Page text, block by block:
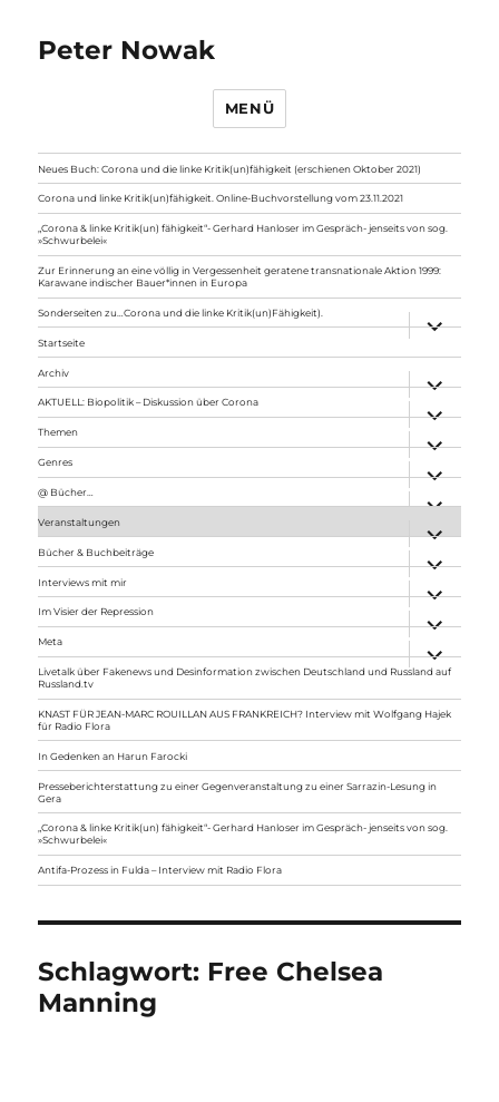
Peter Nowak
MENÜ
Neues Buch: Corona und die linke Kritik(un)fähigkeit (erschienen Oktober 2021)
Corona und linke Kritik(un)fähigkeit. Online-Buchvorstellung vom 23.11.2021
„Corona & linke Kritik(un) fähigkeit“- Gerhard Hanloser im Gespräch- jenseits von sog.
»Schwurbelei«
Zur Erinnerung an eine völlig in Vergessenheit geratene transnationale Aktion 1999:
Karawane indischer Bauer*innen in Europa
Sonderseiten zu…Corona und die linke Kritik(un)Fähigkeit).
anzeigen
Startseite
Archiv
anzeigen
AKTUELL: Biopolitik – Diskussion über Corona
anzeigen
Themen
anzeigen
Genres
anzeigen
@ Bücher…
Veranstaltungen
anzeigen
Bücher & Buchbeiträge
anzeigen
Interviews mit mir
anzeigen
Im Visier der Repression
anzeigen
Meta
anzeigen
Livetalk über Fakenews und Desinformation zwischen Deutschland und Russland auf
Russland.tv
KNAST FÜR JEAN-MARC ROUILLAN AUS FRANKREICH? Interview mit Wolfgang Hajek
für Radio Flora
In Gedenken an Harun Farocki
Presseberichterstattung zu einer Gegenveranstaltung zu einer Sarrazin-Lesung in
Gera
„Corona & linke Kritik(un) fähigkeit“- Gerhard Hanloser im Gespräch- jenseits von sog.
»Schwurbelei«
Antifa-Prozess in Fulda – Interview mit Radio Flora
Schlagwort: Free Chelsea
Manning